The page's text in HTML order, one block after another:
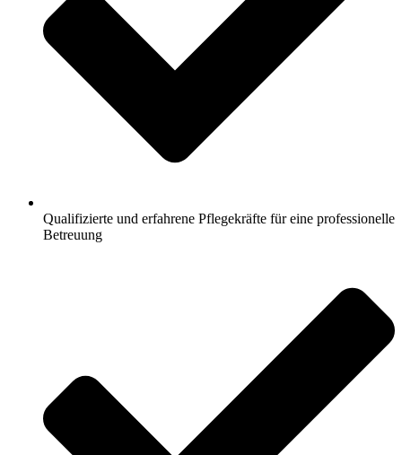
Qualifizierte und erfahrene Pflegekräfte für eine professionelle
Betreuung